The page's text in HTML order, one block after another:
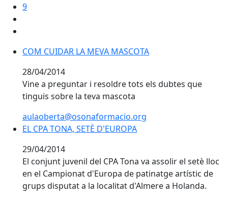
9
COM CUIDAR LA MEVA MASCOTA
COM CUIDAR LA MEVA MASCOTA
28/04/2014
Vine a preguntar i resoldre tots els dubtes que
tinguis sobre la teva mascota
aulaoberta@osonaformacio.org
EL CPA TONA, SETÈ D'EUROPA
EL CPA TONA, SETÈ D'EUROPA
29/04/2014
El conjunt juvenil del CPA Tona va assolir el setè lloc
en el Campionat d'Europa de patinatge artístic de
grups disputat a la localitat d'Almere a Holanda.